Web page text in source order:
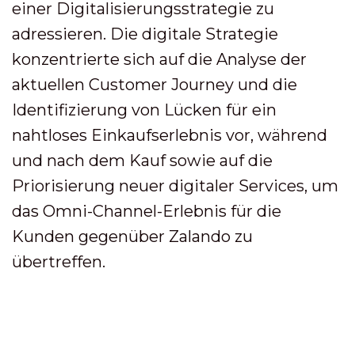
einer Digitalisierungsstrategie zu
adressieren. Die digitale Strategie
konzentrierte sich auf die Analyse der
aktuellen Customer Journey und die
Identifizierung von Lücken für ein
nahtloses Einkaufserlebnis vor, während
und nach dem Kauf sowie auf die
Priorisierung neuer digitaler Services, um
das Omni-Channel-Erlebnis für die
Kunden gegenüber Zalando zu
übertreffen.